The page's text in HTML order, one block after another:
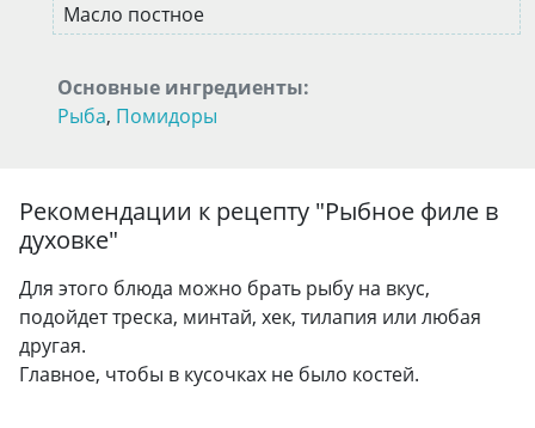
Масло постное
Основные ингредиенты:
Рыба, Помидоры
Рекомендации к рецепту "Рыбное филе в
духовке"
Для этого блюда можно брать рыбу на вкус,
подойдет треска, минтай, хек, тилапия или любая
другая.
Главное, чтобы в кусочках не было костей.